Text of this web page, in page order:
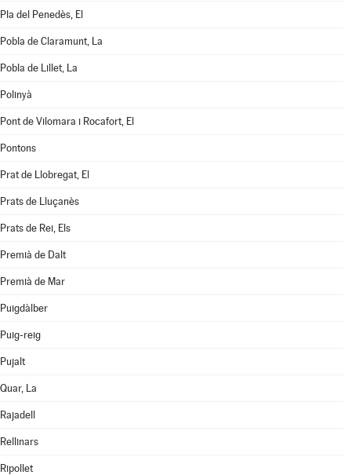
Pla del Penedès, El
Pobla de Claramunt, La
Pobla de Lillet, La
Polinyà
Pont de Vilomara i Rocafort, El
Pontons
Prat de Llobregat, El
Prats de Lluçanès
Prats de Rei, Els
Premià de Dalt
Premià de Mar
Puigdàlber
Puig-reig
Pujalt
Quar, La
Rajadell
Rellinars
Ripollet